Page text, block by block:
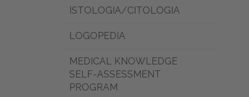
ISTOLOGIA/CITOLOGIA
LOGOPEDIA
MEDICAL KNOWLEDGE
SELF-ASSESSMENT
PROGRAM